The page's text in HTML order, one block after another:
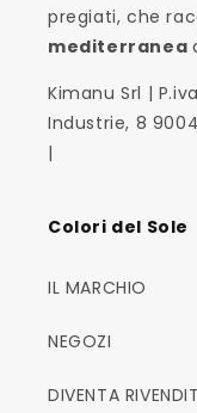
pregiati, che
mediterranea
Kimanu Srl |
Industrie, 8
|
Colori del Sole
IL MARCHIO
NEGOZI
DIVENTA